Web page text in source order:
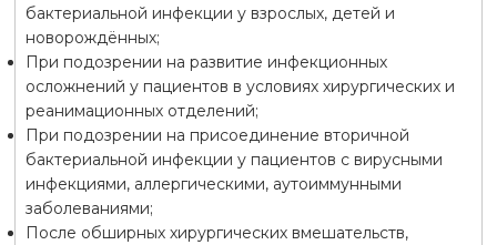
бактериальной инфекции у взрослых, детей и
новорождённых;
При подозрении на развитие инфекционных
осложнений у пациентов в условиях хирургических и
реанимационных отделений;
При подозрении на присоединение вторичной
бактериальной инфекции у пациентов с вирусными
инфекциями, аллергическими, аутоиммунными
заболеваниями;
После обширных хирургических вмешательств,